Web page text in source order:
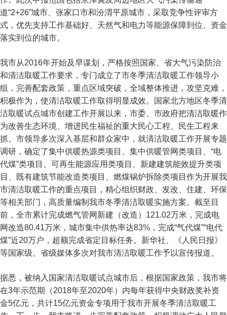
道“2+26”城市、张家口市和汾渭平原城市，采取竞争性评审方
式，优先支持工作基础好、天然气和电力等能源保障到位、资金
落实到位的城市。
我市从2016年开始及早谋划，严格按照国家、省大气污染防治
和清洁取暖工作要求，专门成立了市冬季清洁取暖工作领导小
组，完善配套政策，重点区域突破，全域整体推进，攻坚克难，
积极作为，使清洁取暖工作取得明显成效。国家北方地区冬季清
洁取暖试点城市创建工作开展以来，市委、市政府把清洁取暖作
为改善生态环境、增进民生福祉的重大民心工程、民生工程来
抓。市领导多次深入基层和群众家中，就清洁取暖工作开展专题
调研，确定了集中供暖热源类项目、集中供暖管网类项目、“电
代煤”类项目、可再生能源应用类项目、新建建筑能效提升类项
目、既有建筑节能改造类项目、燃煤锅炉拆除类项目作为开展我
市清洁取暖工作的重点项目，精心组织财政、发改、住建、环保
等相关部门，高质量编制我市冬季清洁取暖实施方案。截至目
前，全市累计完成燃气管网新建（改造）121.02万米，完成电
网改造80.41万米，城市集中供热率达83%，完成“气代煤”“电代
煤”近20万户，超额完成省定目标任务。新华社、《人民日报》
等国家级、省级媒体多次对我市清洁取暖工作予以宣传报道。
据悉，被纳入国家清洁取暖试点城市后，根据国家政策，我市将
在3年示范期（2018年至2020年）内每年获得中央财政奖补资
金5亿元，共计15亿元资金专项用于我市开展冬季清洁取暖工